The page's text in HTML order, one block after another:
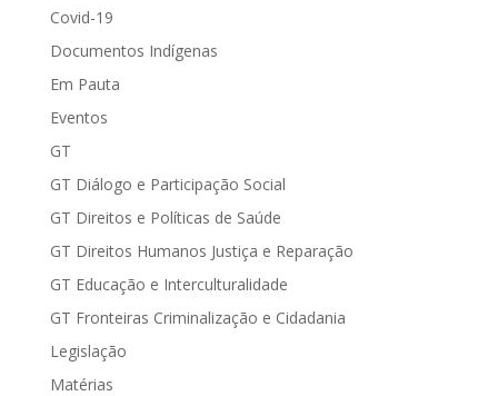
Covid-19
Documentos Indígenas
Em Pauta
Eventos
GT
GT Diálogo e Participação Social
GT Direitos e Políticas de Saúde
GT Direitos Humanos Justiça e Reparação
GT Educação e Interculturalidade
GT Fronteiras Criminalização e Cidadania
Legislação
Matérias